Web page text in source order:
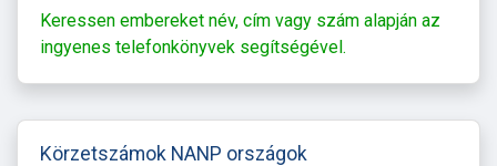
Keressen embereket név, cím vagy szám alapján az
ingyenes telefonkönyvek segítségével.
Körzetszámok NANP országok